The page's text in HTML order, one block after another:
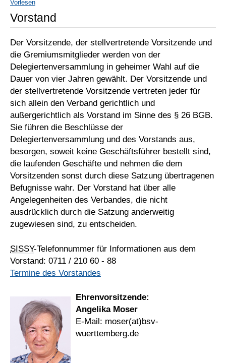
Vorlesen
Vorstand
Der Vorsitzende, der stellvertretende Vorsitzende und
die Gremiumsmitglieder werden von der
Delegiertenversammlung in geheimer Wahl auf die
Dauer von vier Jahren gewählt. Der Vorsitzende und
der stellvertretende Vorsitzende vertreten jeder für
sich allein den Verband gerichtlich und
außergerichtlich als Vorstand im Sinne des § 26 BGB.
Sie führen die Beschlüsse der
Delegiertenversammlung und des Vorstands aus,
besorgen, soweit keine Geschäftsführer bestellt sind,
die laufenden Geschäfte und nehmen die dem
Vorsitzenden sonst durch diese Satzung übertragenen
Befugnisse wahr. Der Vorstand hat über alle
Angelegenheiten des Verbandes, die nicht
ausdrücklich durch die Satzung anderweitig
zugewiesen sind, zu entscheiden.
SISSY-Telefonnummer für Informationen aus dem
Vorstand: 0711 / 210 60 - 88
Termine des Vorstandes
Ehrenvorsitzende:
Angelika Moser
E-Mail: moser(at)bsv-
wuerttemberg.de